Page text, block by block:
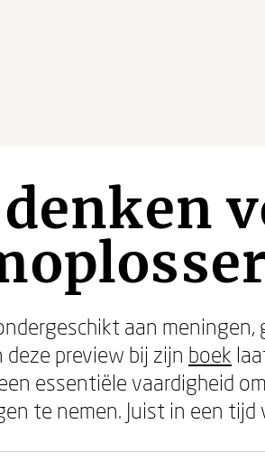
aan meningen,
preview bij zijn boek
essentiële vaardigheid
te nemen. Juist in een